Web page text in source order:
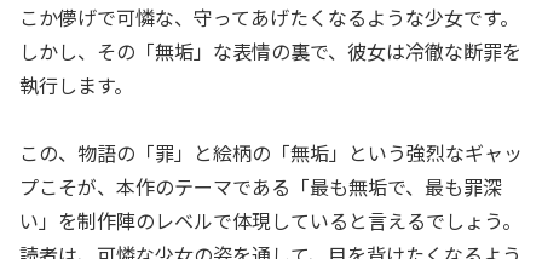
こか儚げで可憐な、守ってあげたくなるような少女です。
しかし、その「無垢」な表情の裏で、彼女は冷徹な断罪を
執行します。
この、物語の「罪」と絵柄の「無垢」という強烈なギャッ
プこそが、本作のテーマである「最も無垢で、最も罪深
い」を制作陣のレベルで体現していると言えるでしょう。